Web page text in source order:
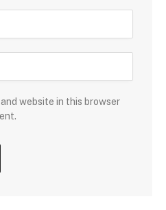
and website in this browser